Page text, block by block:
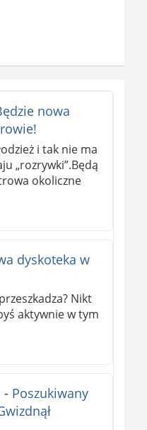
nowa
i tak nie ma
„rozrywki”.Będą
okoliczne
dyskoteka w
Nikt
aktywnie w tym
- Poszukiwany